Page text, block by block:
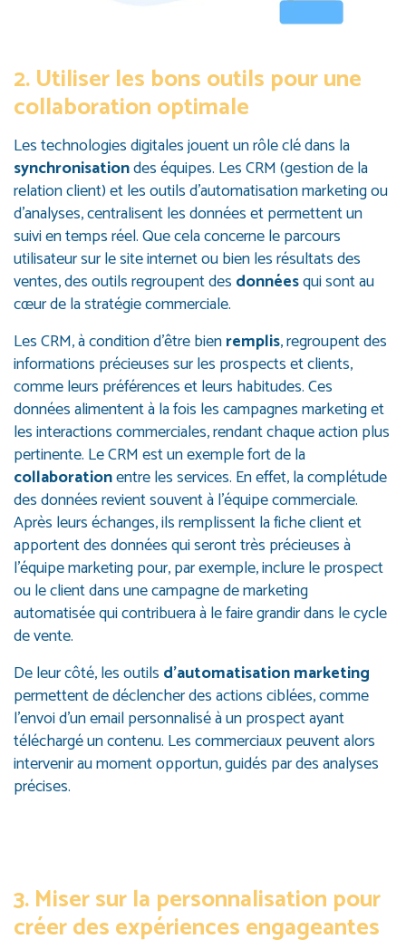
2. Utiliser les bons outils pour une
collaboration optimale
Les technologies digitales jouent un rôle clé dans la
synchronisationdes équipes. Les CRM (gestion de la
relation client) et les outils d’automatisation marketing ou
d’analyses, centralisent les données et permettent un
suivi en temps réel. Que cela concerne le parcours
utilisateur sur le site internet ou bien les résultats des
ventes, des outils regroupent des donnéesqui sont au
cœur de la stratégie commerciale.
Les CRM, à condition d’être bienremplis, regroupent des
informations précieuses sur les prospects et clients,
comme leurs préférences et leurs habitudes. Ces
données alimentent à la fois les campagnes marketing et
les interactions commerciales, rendant chaque action plus
pertinente. Le CRM est un exemple fort de la
collaborationentre les services. En effet, la complétude
des données revient souvent à l’équipe commerciale.
Après leurs échanges, ils remplissent la fiche client et
apportent des données qui seront très précieuses à
l’équipe marketing pour, par exemple, inclure le prospect
ou le client dans une campagne de marketing
automatisée qui contribuera à le faire grandir dans le cycle
de vente.
De leur côté, les outils d’automatisationmarketing
permettent de déclencher des actions ciblées, comme
l’envoi d’un email personnalisé à un prospect ayant
téléchargé un contenu. Les commerciaux peuvent alors
intervenir au moment opportun, guidés par des analyses
précises.
3. Miser sur la personnalisation pour
créer des expériences engageantes